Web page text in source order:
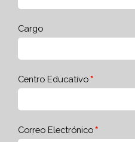
Cargo
Centro Educativo
Correo Electrónico